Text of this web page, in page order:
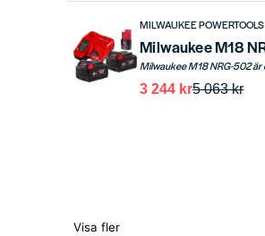
MILWAUKEE POWERTOOLS
5 063 kr
3 244 kr
Visa fler